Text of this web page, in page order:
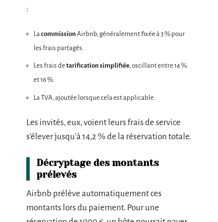
:
La commission Airbnb, généralement fixée à 3 % pour
les frais partagés.
Les frais detarification simplifiée, oscillant entre 14 %
et 16 %.
La TVA, ajoutée lorsque cela est applicable.
Les invités, eux, voient leurs frais de service
s’élever jusqu’à 14,2 % de la réservation totale.
Décryptage des montants
prélevés
Airbnb prélève automatiquement ces
montants lors du paiement. Pour une